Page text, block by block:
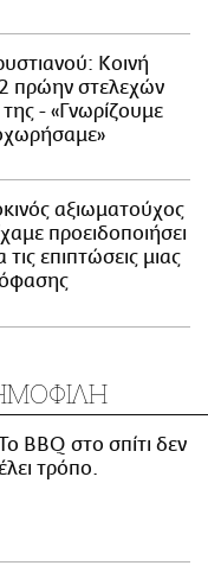
Κοινή
πρώην στελεχών
- «Γνωρίζουμε
αξιωματούχος
προειδοποιήσει
τις επιπτώσεις μιας
BBQ στο σπίτι δεν
τρόπο.